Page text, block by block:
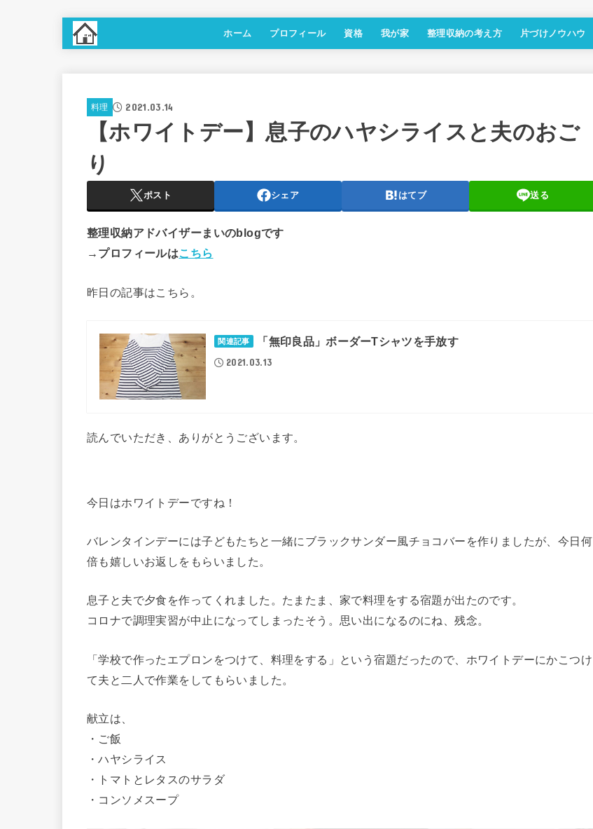
ホーム プロフィール 資格 我が家 整理収納の考え方 片づけノウハウ
料理 2021.03.14
【ホワイトデー】息子のハヤシライスと夫のおご
り
ポスト シェア はてブ 送る
整理収納アドバイザーまいのblogです
→プロフィールはこちら
昨日の記事はこちら。
関連記事 「無印良品」ボーダーTシャツを手放す
2021.03.13
読んでいただき、ありがとうございます。
今日はホワイトデーですね！
バレンタインデーには子どもたちと一緒にブラックサンダー風チョコバーを作りましたが、今日何
倍も嬉しいお返しをもらいました。
息子と夫で夕食を作ってくれました。たまたま、家で料理をする宿題が出たのです。
コロナで調理実習が中止になってしまったそう。思い出になるのにね、残念。
「学校で作ったエプロンをつけて、料理をする」という宿題だったので、ホワイトデーにかこつけ
て夫と二人で作業をしてもらいました。
献立は、
・ご飯
・ハヤシライス
・トマトとレタスのサラダ
・コンソメスープ